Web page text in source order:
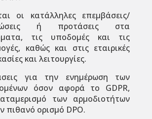
οι κατάλληλες επεμβάσεις/
ή προτάσεις στα
τις υποδομές και τις
καθώς και στις εταιρικές
και λειτουργίες.
για την ενημέρωση των
όσον αφορά το GDPR,
των αρμοδιοτήτων
πιθανό ορισμό DPO.